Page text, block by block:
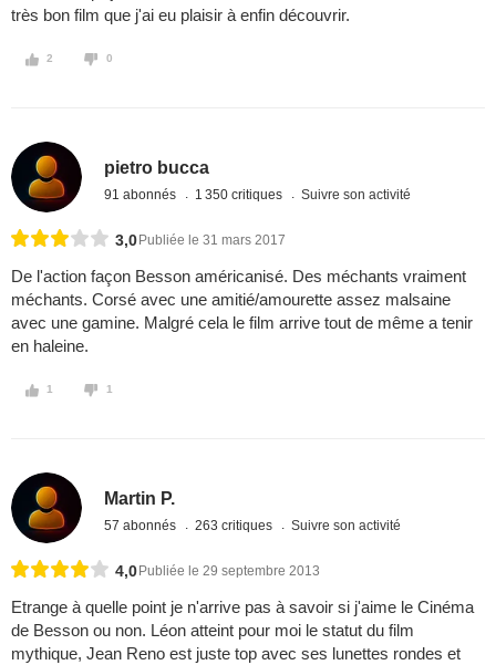
très bon film que j'ai eu plaisir à enfin découvrir.
2 0
pietro bucca
91 abonnés 1 350 critiques Suivre son activité
3,0 Publiée le 31 mars 2017
De l'action façon Besson américanisé. Des méchants vraiment
méchants. Corsé avec une amitié/amourette assez malsaine
avec une gamine. Malgré cela le film arrive tout de même a tenir
en haleine.
1 1
Martin P.
57 abonnés 263 critiques Suivre son activité
4,0 Publiée le 29 septembre 2013
Etrange à quelle point je n'arrive pas à savoir si j'aime le Cinéma
de Besson ou non. Léon atteint pour moi le statut du film
mythique, Jean Reno est juste top avec ses lunettes rondes et